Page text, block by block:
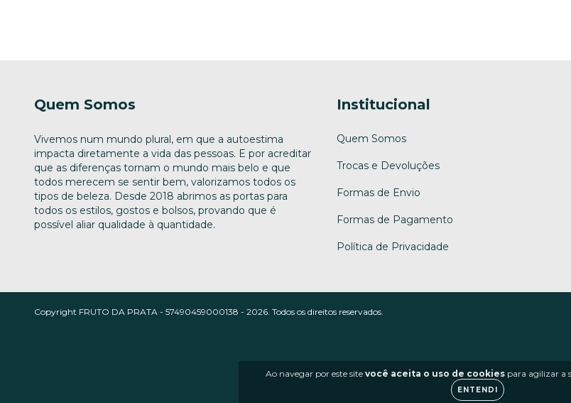
Ao navegar por este site você aceita o uso de cookiespara agilizar a
ENTENDI
Quem Somos
Vivemos num mundo plural, em que a autoestima
impacta diretamente a vida das pessoas. E por acreditar
que as diferenças tornam o mundo mais belo e que
todos merecem se sentir bem, valorizamos todos os
tipos de beleza. Desde 2018 abrimos as portas para
todos os estilos, gostos e bolsos, provando que é
possível aliar qualidade à quantidade.
Institucional
Quem Somos
Trocas e Devoluções
Formas de Envio
Formas de Pagamento
Política de Privacidade
Copyright FRUTO DA PRATA - 57490459000138 - 2026. Todos os direitos reservados.